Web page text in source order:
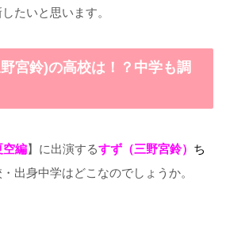
たいと思います。
宮鈴)の高校は！？中学も調
空編】に出演するすず（三野宮鈴） ち
出身中学はどこなのでしょうか。